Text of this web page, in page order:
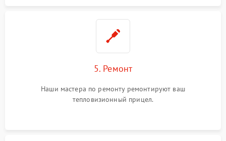
5. Ремонт
Наши мастера по ремонту ремонтируют ваш
тепловизионный прицел.